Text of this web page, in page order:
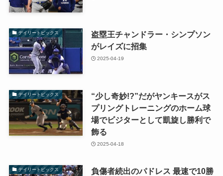
デイリートピックス
盗塁王チャンドラー・シンプソン
がレイズに招集
2025-04-19
デイリートピックス
“少し奇妙!?”だがヤンキースがス
プリングトレーニングのホーム球
場でビジターとして凱旋し勝利で
飾る
2025-04-18
デイリートピックス
負傷者続出のパドレス 最速で10勝